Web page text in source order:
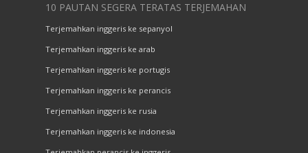
10 PAUTAN SEGERA TERATAS TERJEMAHAN
Terjemahkan inggeris ke sepanyol
Terjemahkan inggeris ke arab
Terjemahkan inggeris ke portugis
Terjemahkan inggeris ke perancis
Terjemahkan inggeris ke rusia
Terjemahkan inggeris ke indonesia